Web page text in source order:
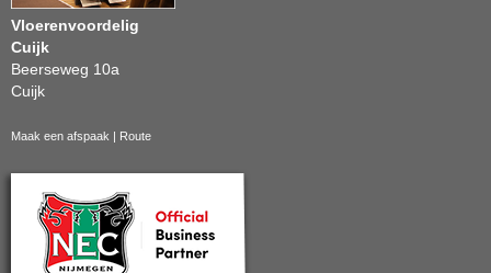
Vloerenvoordelig
Cuijk
Beerseweg 10a
Cuijk
Maak een afspaak Route